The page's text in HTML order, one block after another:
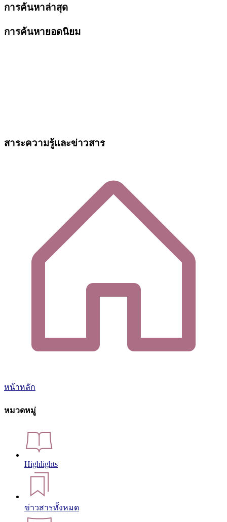
การค้นหาล่าสุด
การค้นหายอดนิยม
สาระความรู้และข่าวสาร
หน้าหลัก
หมวดหมู่
Highlights
ข่าวสารทั้งหมด